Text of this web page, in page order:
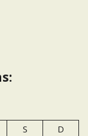
S D